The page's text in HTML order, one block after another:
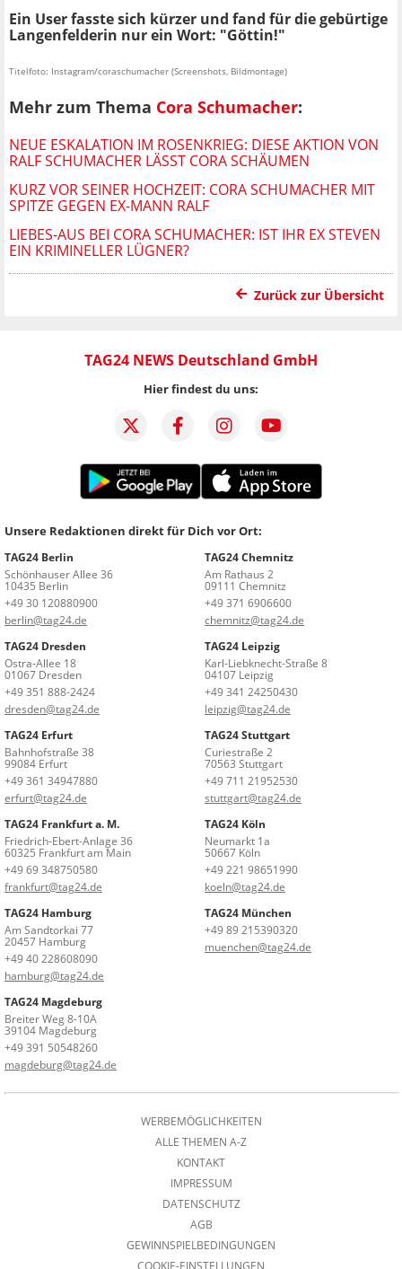
Ein User fasste sich kürzer und fand für die gebürtige
Langenfelderin nur ein Wort: "Göttin!"
Titelfoto: Instagram/coraschumacher (Screenshots, Bildmontage)
Mehr zum Thema Cora Schumacher:
NEUE ESKALATION IM ROSENKRIEG: DIESE AKTION VON
RALF SCHUMACHER LÄSST CORA SCHÄUMEN
KURZ VOR SEINER HOCHZEIT: CORA SCHUMACHER MIT
SPITZE GEGEN EX-MANN RALF
LIEBES-AUS BEI CORA SCHUMACHER: IST IHR EX STEVEN
EIN KRIMINELLER LÜGNER?
Zurück zur Übersicht
TAG24 NEWS Deutschland GmbH
Hier findest du uns:
Unsere Redaktionen direkt für Dich vor Ort:
TAG24 Berlin
Schönhauser Allee 36
10435 Berlin
+49 30 120880900
berlin@tag24.de
TAG24 Chemnitz
Am Rathaus 2
09111 Chemnitz
+49 371 6906600
chemnitz@tag24.de
TAG24 Dresden
Ostra-Allee 18
01067 Dresden
+49 351 888-2424
dresden@tag24.de
TAG24 Leipzig
Karl-Liebknecht-Straße 8
04107 Leipzig
+49 341 24250430
leipzig@tag24.de
TAG24 Erfurt
Bahnhofstraße 38
99084 Erfurt
+49 361 34947880
erfurt@tag24.de
TAG24 Stuttgart
Curiestraße 2
70563 Stuttgart
+49 711 21952530
stuttgart@tag24.de
TAG24 Frankfurt a. M.
Friedrich-Ebert-Anlage 36
60325 Frankfurt am Main
+49 69 348750580
frankfurt@tag24.de
TAG24 Köln
Neumarkt 1a
50667 Köln
+49 221 98651990
koeln@tag24.de
TAG24 Hamburg
Am Sandtorkai 77
20457 Hamburg
+49 40 228608090
hamburg@tag24.de
TAG24 München
+49 89 215390320
muenchen@tag24.de
TAG24 Magdeburg
Breiter Weg 8-10A
39104 Magdeburg
+49 391 50548260
magdeburg@tag24.de
WERBEMÖGLICHKEITEN
ALLE THEMEN A-Z
KONTAKT
IMPRESSUM
DATENSCHUTZ
AGB
GEWINNSPIELBEDINGUNGEN
COOKIE-EINSTELLUNGEN